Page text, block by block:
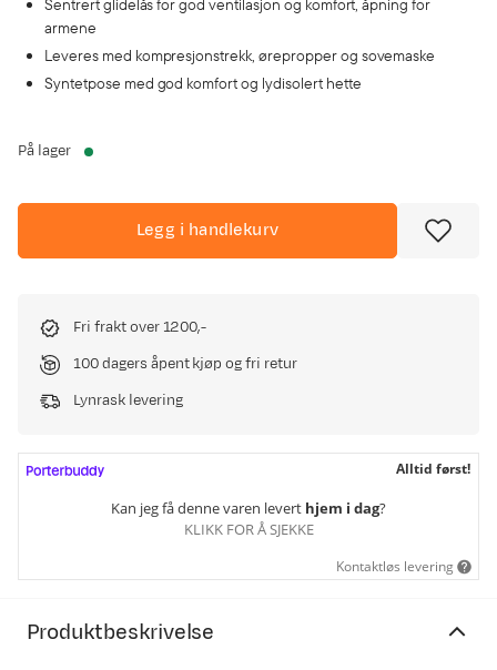
Sentrert glidelås for god ventilasjon og komfort, åpning for
armene
Leveres med kompresjonstrekk, ørepropper og sovemaske
Syntetpose med god komfort og lydisolert hette
På lager
Legg i handlekurv
Fri frakt over 1200,-
100 dagers åpent kjøp og fri retur
Lynrask levering
Alltid først!
Kan jeg få denne varen levert hjem i dag?
KLIKK FOR Å SJEKKE
Kontaktløs levering
Produktbeskrivelse